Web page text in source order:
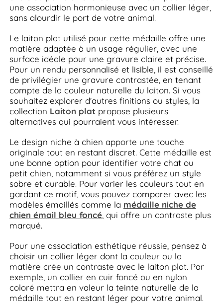
une association harmonieuse avec un collier léger,
sans alourdir le port de votre animal.
Le laiton plat utilisé pour cette médaille offre une
matière adaptée à un usage régulier, avec une
surface idéale pour une gravure claire et précise.
Pour un rendu personnalisé et lisible, il est conseillé
de privilégier une gravure contrastée, en tenant
compte de la couleur naturelle du laiton. Si vous
souhaitez explorer d'autres finitions ou styles, la
collection Laiton plat propose plusieurs
alternatives qui pourraient vous intéresser.
Le design niche à chien apporte une touche
originale tout en restant discret. Cette médaille est
une bonne option pour identifier votre chat ou
petit chien, notamment si vous préférez un style
sobre et durable. Pour varier les couleurs tout en
gardant ce motif, vous pouvez comparer avec les
modèles émaillés comme la médaille niche de
chien émail bleu foncé, qui offre un contraste plus
marqué.
Pour une association esthétique réussie, pensez à
choisir un collier léger dont la couleur ou la
matière crée un contraste avec le laiton plat. Par
exemple, un collier en cuir foncé ou en nylon
coloré mettra en valeur la teinte naturelle de la
médaille tout en restant léger pour votre animal.